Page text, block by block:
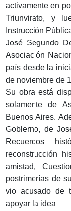
activamente en
Triunvirato, y
Instrucción
José Segundo
Asociación
país desde la
de noviembre de
Su obra está
solamente de
Buenos Aires.
Gobierno, de
Recuerdos
reconstrucción
amistad,
postrimerías de
vio acusado de
apoyar la idea